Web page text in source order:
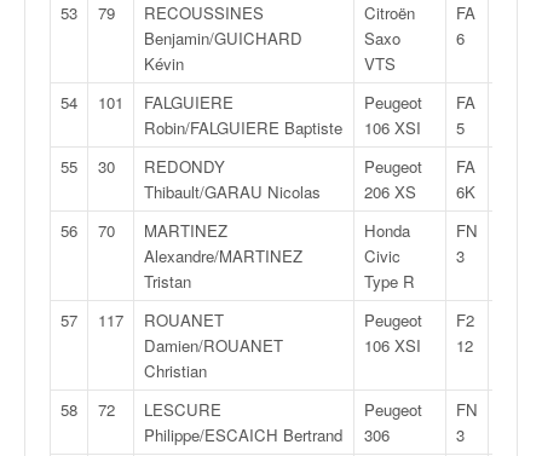
53 79
RECOUSSINES
Benjamin/GUICHARD
Kévin
Citroën
Saxo
VTS
FA
6
54 101
FALGUIERE
Robin/FALGUIERE Baptiste
Peugeot
106 XSI
FA
5
55 30
REDONDY
Thibault/GARAU Nicolas
Peugeot
206 XS
FA
6K
56 70
MARTINEZ
Alexandre/MARTINEZ
Tristan
Honda
Civic
Type R
FN
3
57 117
ROUANET
Damien/ROUANET
Christian
Peugeot
106 XSI
F2
12
58 72
LESCURE
Philippe/ESCAICH Bertrand
Peugeot
306
FN
3